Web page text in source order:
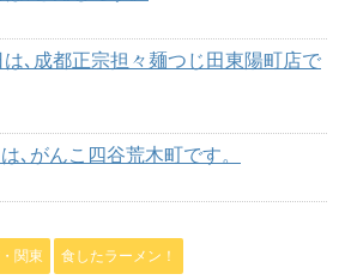
､成都正宗担々麺つじ田東陽町店で
､がんこ四谷荒木町です。
関東 食したラーメン！